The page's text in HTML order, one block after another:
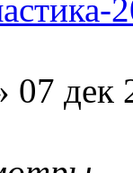
07 дек